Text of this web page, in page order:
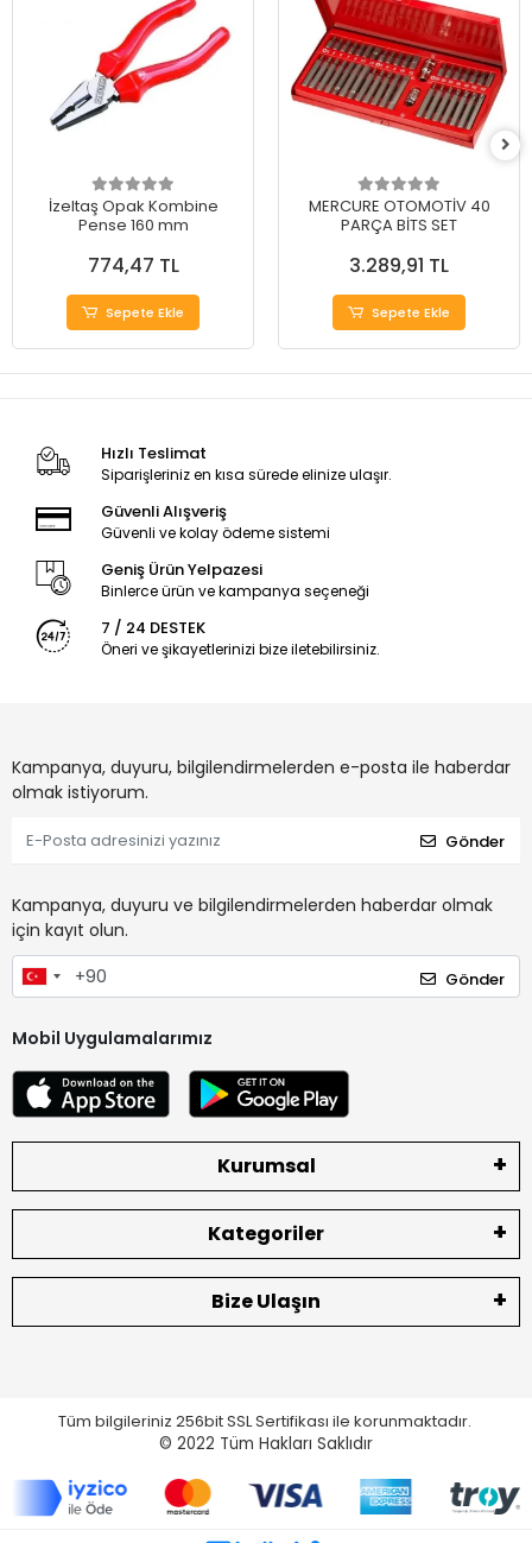
İzeltaş Opak Kombine
Pense 160 mm
774,47 TL
Sepete Ekle
MERCURE OTOMOTİV 40
PARÇA BİTS SET
3.289,91 TL
Sepete Ekle
Hızlı Teslimat
Siparişleriniz en kısa sürede elinize ulaşır.
Güvenli Alışveriş
Güvenli ve kolay ödeme sistemi
Geniş Ürün Yelpazesi
Binlerce ürün ve kampanya seçeneği
7 / 24 DESTEK
Öneri ve şikayetlerinizi bize iletebilirsiniz.
Kampanya, duyuru, bilgilendirmelerden e-posta ile haberdar
olmak istiyorum.
Gönder
Kampanya, duyuru ve bilgilendirmelerden haberdar olmak
için kayıt olun.
Gönder
Mobil Uygulamalarımız
Kurumsal
Kategoriler
Bize Ulaşın
Tüm bilgileriniz 256bit SSL Sertifikası ile korunmaktadır.
© 2022 Tüm Hakları Saklıdır